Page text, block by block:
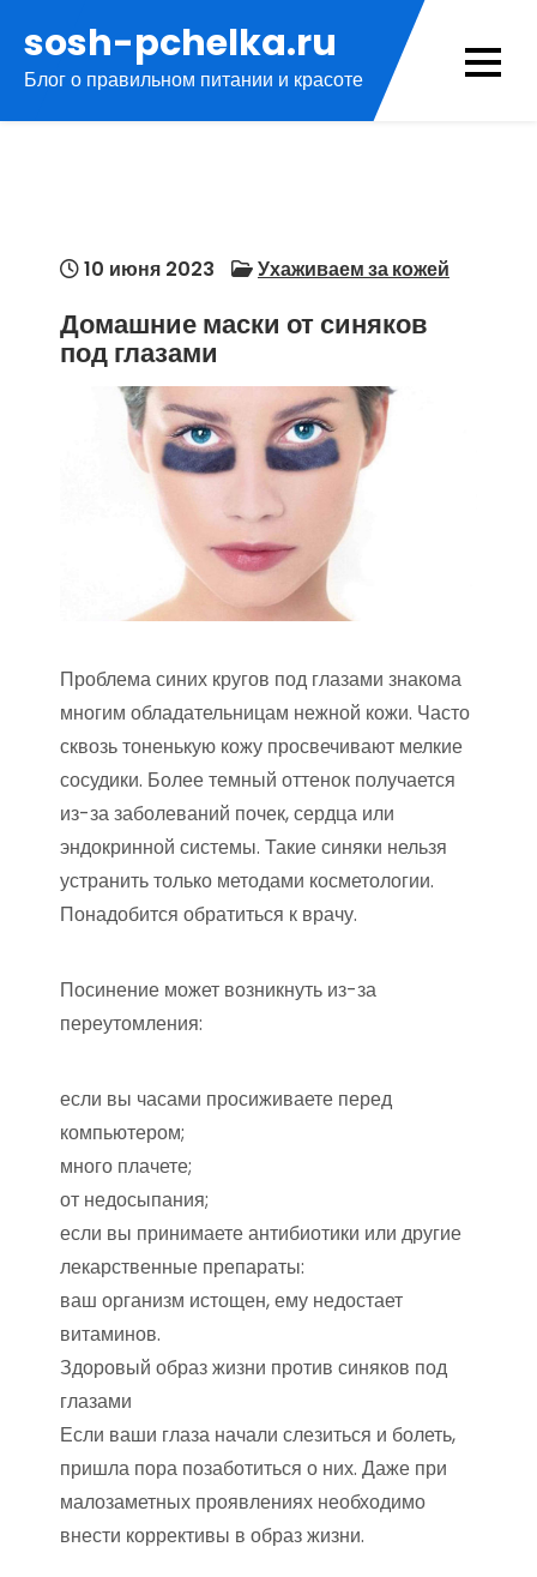
содержимому
sosh-pchelka.ru
Блог о правильном питании и красоте
10 июня 2023 Ухаживаем за кожей
Домашние маски от синяков
под глазами
Проблема синих кругов под глазами знакома
многим обладательницам нежной кожи. Часто
сквозь тоненькую кожу просвечивают мелкие
сосудики. Более темный оттенок получается
из-за заболеваний почек, сердца или
эндокринной системы. Такие синяки нельзя
устранить только методами косметологии.
Понадобится обратиться к врачу.
Посинение может возникнуть из-за
переутомления:
если вы часами просиживаете перед
компьютером;
много плачете;
от недосыпания;
если вы принимаете антибиотики или другие
лекарственные препараты:
ваш организм истощен, ему недостает
витаминов.
Здоровый образ жизни против синяков под
глазами
Если ваши глаза начали слезиться и болеть,
пришла пора позаботиться о них. Даже при
малозаметных проявлениях необходимо
внести коррективы в образ жизни.